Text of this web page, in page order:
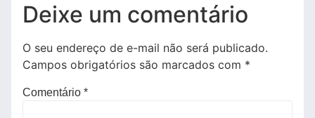
Deixe um comentário
O seu endereço de e-mail não será publicado.
Campos obrigatórios são marcados com *
Comentário *